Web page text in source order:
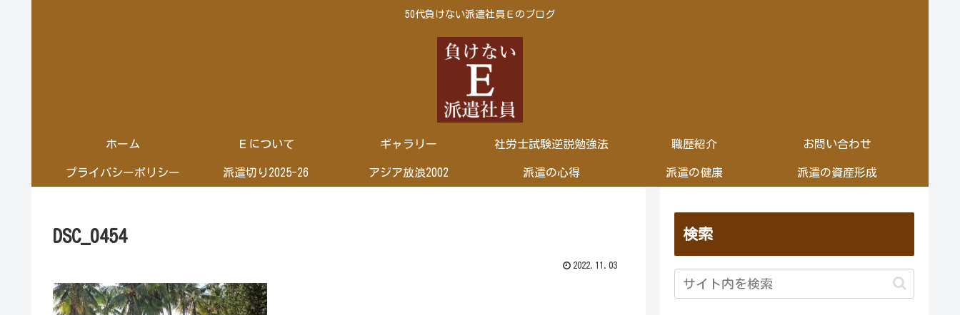
50代負けない派遣社員Ｅのブログ
ホーム Ｅについて ギャラリー 社労士試験逆説勉強法 職歴紹介 お問い合わせ
プライバシーポリシー 派遣切り2025-26 アジア放浪2002 派遣の心得 派遣の健康 派遣の資産形成
DSC_0454
2022.11.03
検索